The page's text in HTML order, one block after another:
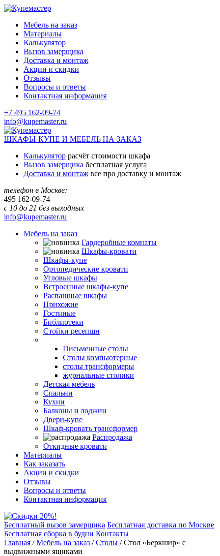
Мебель на заказ
Материалы
Калькулятор
Вызов замерщика
Доставка и монтаж
Акции и скидки
Отзывы
Вопросы и ответы
Контактная информация
+7 495 162-09-74
info@kupemaster.ru
ШКАФЫ-КУПЕ И МЕБЕЛЬ НА ЗАКАЗ
Калькулятор расчёт стоимости шкафа
Вызов замерщика бесплатная услуга
Доставка и монтаж все про доставку и монтаж
телефон в Москве:
495 162-09-74
с 10 до 21 без выходных
info@kupemaster.ru
Мебель на заказ
Гардеробные комнаты
Шкафы-кровати
Шкафы-купе
Ортопедические кровати
Угловые шкафы
Встроенные шкафы-купе
Распашные шкафы
Прихожие
Гостиные
Библиотеки
Стойки ресепшн
Письменные столы
Столы компьютерные
столы трансформеры
журнальные столики
Детская мебель
Спальни
Кухни
Балконы и лоджии
Двери-купе
Шкаф-кровать трансформер
Распродажа
Откидные кровати
Материалы
Как заказать
Акции и скидки
Отзывы
Вопросы и ответы
Контактная информация
Бесплатный вызов замерщика Бесплатная доставка по Москве
Бесплатная сборка в будни Контакты
Главная /Мебель на заказ /Столы /Стол «Беркшир» с
выдвижными ящиками